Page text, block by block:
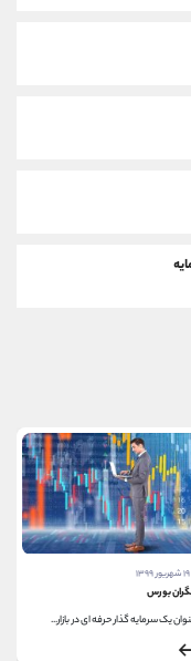
بورس
یک سرمایه گذار حرفه ای در بازار...